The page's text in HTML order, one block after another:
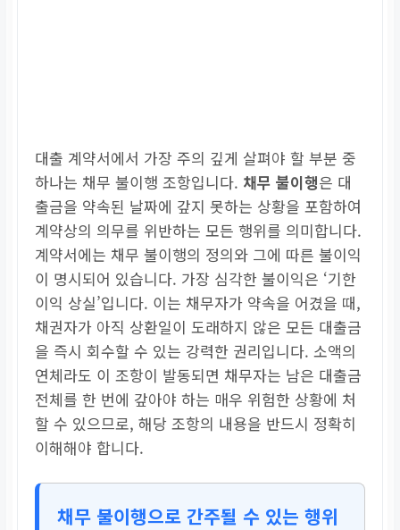
대출 계약서에서 가장 주의 깊게 살펴야 할 부분 중
하나는 채무 불이행 조항입니다. 채무 불이행은 대
출금을 약속된 날짜에 갚지 못하는 상황을 포함하여
계약상의 의무를 위반하는 모든 행위를 의미합니다.
계약서에는 채무 불이행의 정의와 그에 따른 불이익
이 명시되어 있습니다. 가장 심각한 불이익은 ‘기한
이익 상실’입니다. 이는 채무자가 약속을 어겼을 때,
채권자가 아직 상환일이 도래하지 않은 모든 대출금
을 즉시 회수할 수 있는 강력한 권리입니다. 소액의
연체라도 이 조항이 발동되면 채무자는 남은 대출금
전체를 한 번에 갚아야 하는 매우 위험한 상황에 처
할 수 있으므로, 해당 조항의 내용을 반드시 정확히
이해해야 합니다.
채무 불이행으로 간주될 수 있는 행위